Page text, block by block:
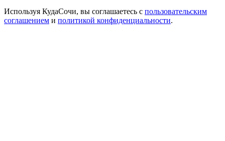
Используя КудаСочи, вы соглашаетесь с пользовательским
соглашением и политикой конфиденциальности.